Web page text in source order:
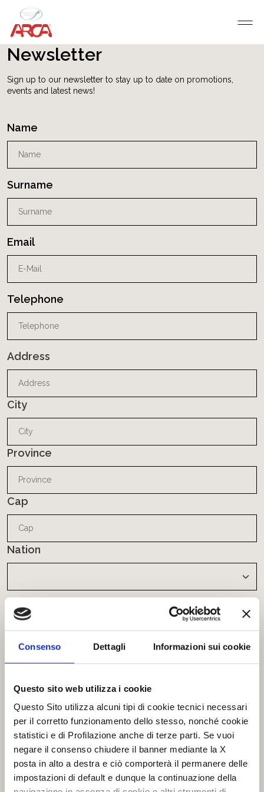
Consenso Dettagli Informazioni sui cookie
Questo sito web utilizza i cookie
Questo Sito utilizza alcuni tipi di cookie tecnici necessari
per il corretto funzionamento dello stesso, nonché cookie
statistici e di Profilazione anche di terze parti. Se vuoi
negare il consenso chiudere il banner mediante la X
posta in alto a destra e ciò comporterà il permanere delle
impostazioni di default e dunque la continuazione della
Newsletter
Sign up to our newsletter to stay up to date on promotions,
events and latest news!
Name
Surname
Email
Telephone
Address
Address
City
Province
Cap
Nation
Information on the Processing of Personal Data
pursuant to art. 13 of EU Regulation no.
In compliance with the provisions of art. 13 of EU Regulation
2016/679 on the protection of natural persons with regard to the
such data, the company of the TRIGANO SERVIZI group, for the
informs you that the data provided by you will be processed in
accordance with the methods and for the purposes indicated
here.
Consent
I agree to the processing of my data and declare that I have
read the Privacy Policy. Click here to view the privacy policy